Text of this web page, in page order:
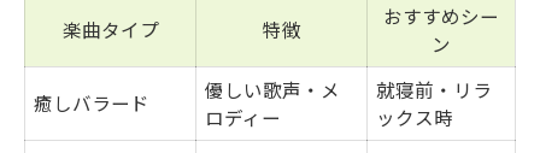
楽曲タイプ 特徴
おすすめシー
ン
癒しバラード
優しい歌声・メ
ロディー
就寝前・リラ
ックス時